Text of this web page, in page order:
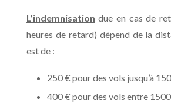
L’indemnisation due en cas de
heures de retard) dépend de la
est de :
250 € pour des vols jusqu’à
400 € pour des vols entre